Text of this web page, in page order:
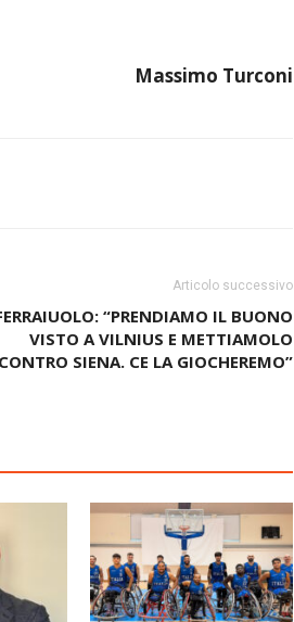
Massimo Turconi
Articolo successivo
“PRENDIAMO IL BUONO
VISTO A VILNIUS E METTIAMOLO
CONTRO SIENA. CE LA GIOCHEREMO”